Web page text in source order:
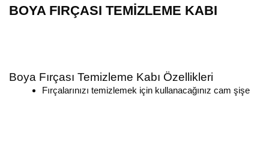
BOYA FIRÇASI TEMİZLEME KABI
Boya Fırçası Temizleme Kabı Özellikleri
Fırçalarınızı temizlemek için kullanacağınız cam şişe